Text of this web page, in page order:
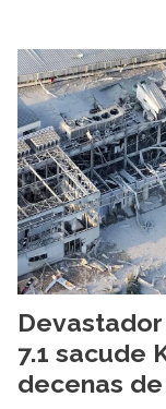
7.1 sacude
decenas